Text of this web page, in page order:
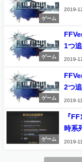
ゲーム
2019-
ゲーム
1つ
2019-
ゲーム
2つ
2019-
ゲーム
『
時系
2019-